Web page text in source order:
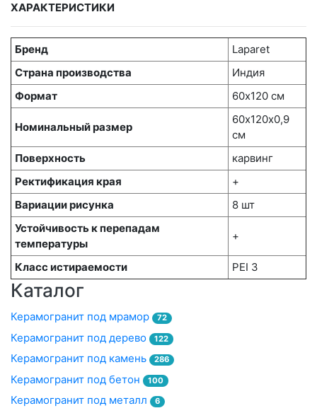
ХАРАКТЕРИСТИКИ
Бренд
Laparet
Страна производства
Индия
Формат
60х120 см
Номинальный размер
60х120x0,9
см
Поверхность
карвинг
Ректификация края
+
Вариации рисунка
8 шт
Устойчивость к перепадам
температуры
+
Класс истираемости PEI 3
Каталог
Керамогранит под мрамор 72
Керамогранит под дерево 122
Керамогранит под камень 286
Керамогранит под бетон 100
Керамогранит под металл 6